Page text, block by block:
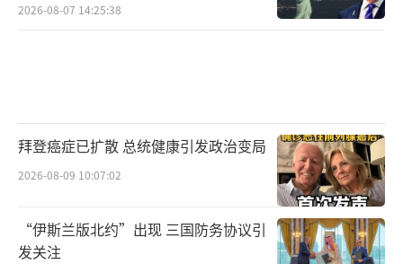
2026-08-07 14:25:38
拜登癌症已扩散 总统健康引发政治变局
2026-08-09 10:07:02
“伊斯兰版北约”出现 三国防务协议引
发关注